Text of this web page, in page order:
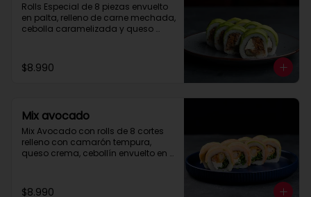
Rolls Especial de 8 piezas envuelto
en palta, relleno de carne mechada,
cebolla caramelizada y queso
$8.990
Mix avocado
Mix Avocado con rolls de 8 cortes
relleno con camarón tempura,
queso crema, cebollín envuelto en
$8.990